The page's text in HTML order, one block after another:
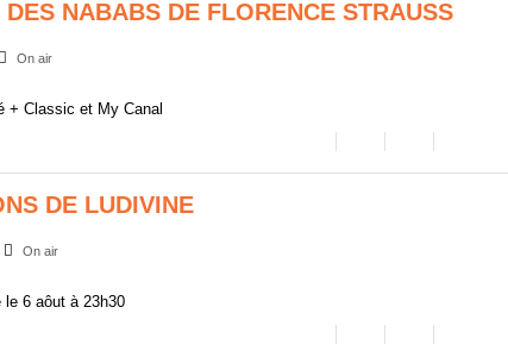
DES NABABS DE FLORENCE STRAUSS
On air
+ Classic et My Canal
DE LUDIVINE
On air
le 6 aôut à 23h30